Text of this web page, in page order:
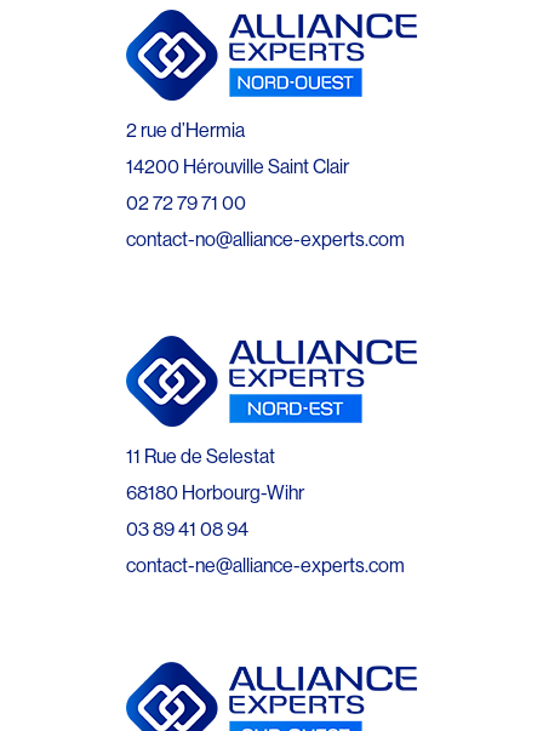
2 rue d’Hermia
14200 Hérouville Saint Clair
02 72 79 71 00
contact-no@alliance-experts.com
11 Rue de Selestat
68180 Horbourg-Wihr
03 89 41 08 94
contact-ne@alliance-experts.com